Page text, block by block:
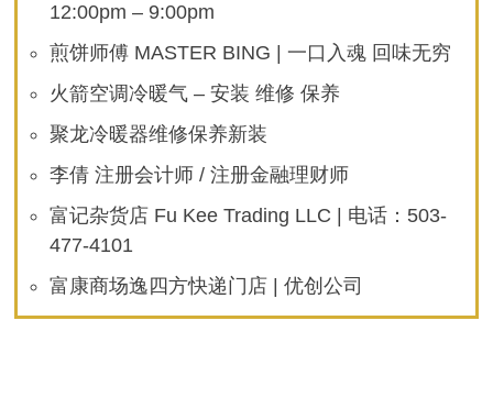
12:00pm – 9:00pm
煎饼师傅 MASTER BING | 一口入魂 回味无穷
火箭空调冷暖气 – 安装 维修 保养
聚龙冷暖器维修保养新装
李倩 注册会计师 / 注册金融理财师
富记杂货店 Fu Kee Trading LLC | 电话：503-
477-4101
富康商场逸四方快递门店 | 优创公司